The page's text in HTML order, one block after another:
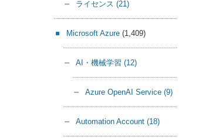
ライセンス (21)
Microsoft Azure (1,409)
AI・機械学習 (12)
Azure OpenAI Service (9)
Automation Account (18)